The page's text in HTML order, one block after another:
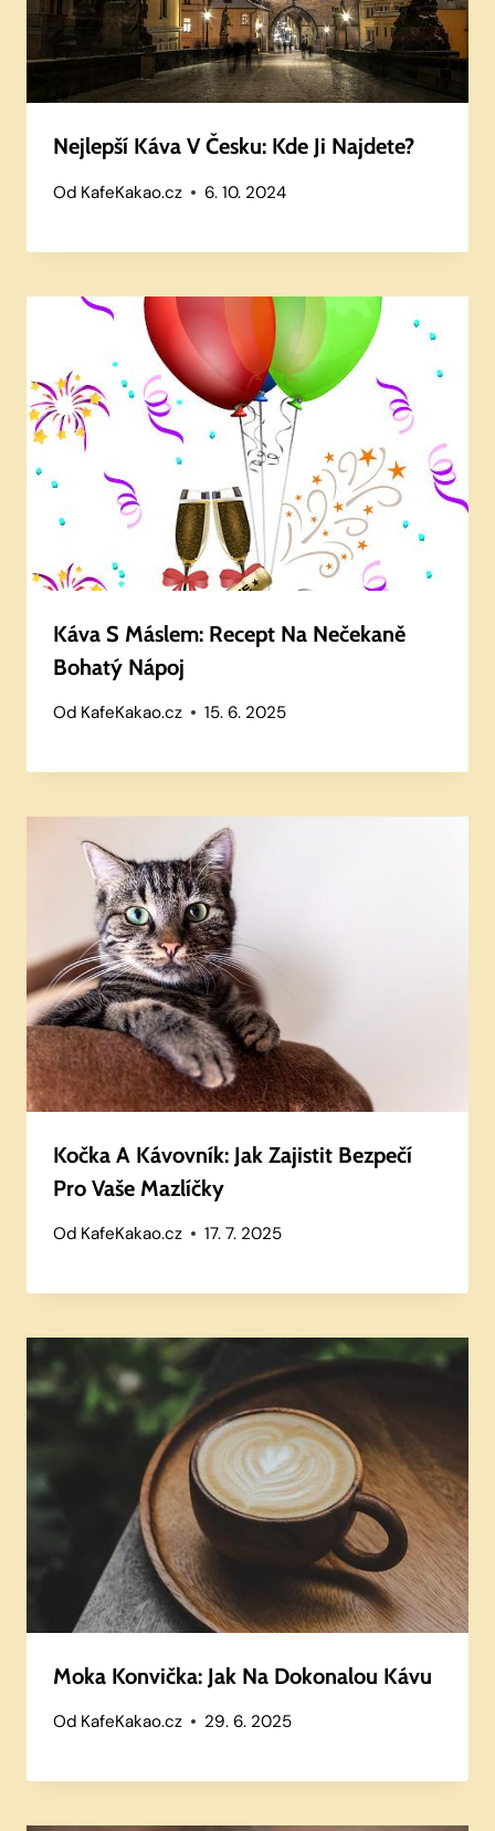
Nejlepší Káva V Česku: Kde Ji Najdete?
Od KafeKakao.cz 6. 10. 2024
Káva S Máslem: Recept Na Nečekaně
Bohatý Nápoj
Od KafeKakao.cz 15. 6. 2025
Kočka A Kávovník: Jak Zajistit Bezpečí
Pro Vaše Mazlíčky
Od KafeKakao.cz 17. 7. 2025
Moka Konvička: Jak Na Dokonalou Kávu
Od KafeKakao.cz 29. 6. 2025